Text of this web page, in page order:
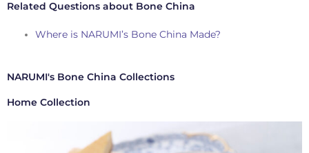
Related Questions about Bone China
Where is NARUMI’s Bone China Made?
NARUMI's Bone China Collections
Home Collection